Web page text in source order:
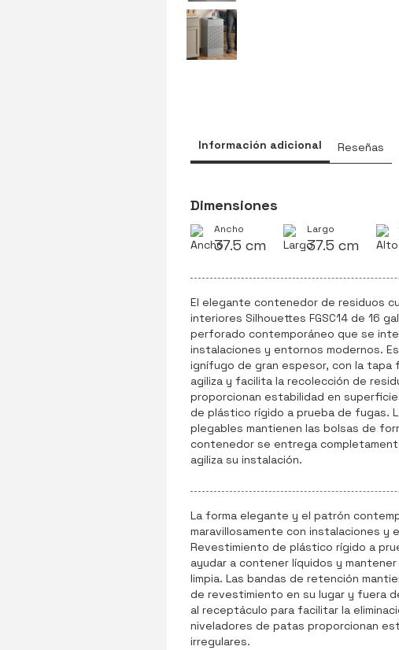
Información adicional Reseñas
Dimensiones
Ancho
37.5 cm
Largo
37.5 cm
El elegante contenedor de residuos
interiores Silhouettes FGSC14 de 16
perforado contemporáneo que se
instalaciones y entornos modernos.
ignífugo de gran espesor, con la tapa
agiliza y facilita la recolección de
proporcionan estabilidad en
de plástico rígido a prueba de fugas.
plegables mantienen las bolsas de
contenedor se entrega
agiliza su instalación.
La forma elegante y el patrón
maravillosamente con instalaciones y
Revestimiento de plástico rígido a
ayudar a contener líquidos y
limpia. Las bandas de retención
de revestimiento en su lugar y fuera
al receptáculo para facilitar la
niveladores de patas proporcionan
irregulares.